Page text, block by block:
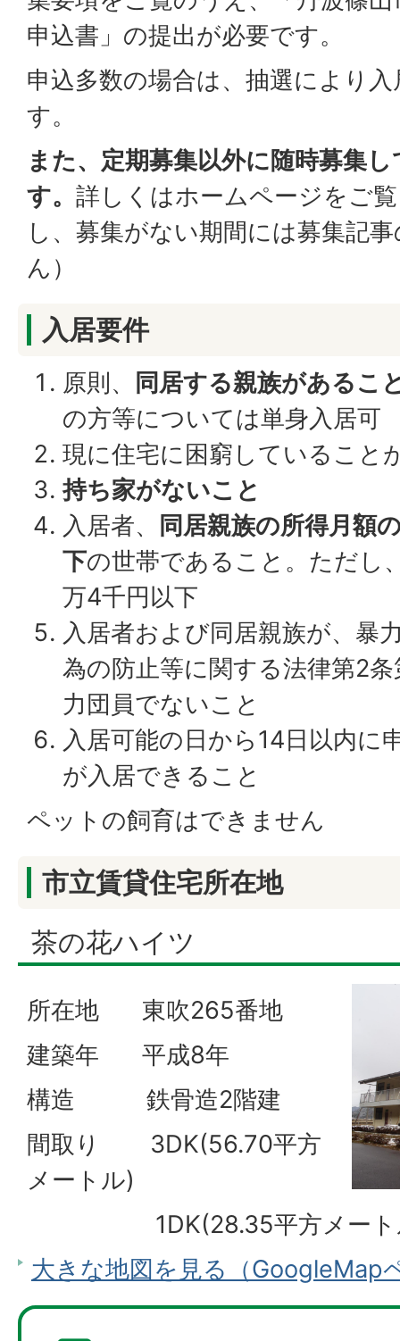
申込書」の提出が必要です。
申込多数の場合は、抽選により
す。
また、定期募集以外に随時募集
す。 詳しくはホームページをご
し、募集がない期間には募集記
ん）
入居要件
原則、
同居する親族があるこ
の方等については単身入居可
現に住宅に困窮していること
持ち家がないこと
入居者、
同居親族の所得月額
下の世帯であること。ただし
万4千円以下
入居者および同居親族が、暴
為の防止等に関する法律第2
力団員でないこと
入居可能の日から14日以内に
が入居できること
ペットの飼育はできません
市立賃貸住宅所在地
茶の花ハイツ
所在地 東吹265番地
建築年 平成8年
構造 鉄骨造2階建
間取り 3DK(56.70平方
メートル)
1DK(28.35平方メート
大きな地図を見る（GoogleMap